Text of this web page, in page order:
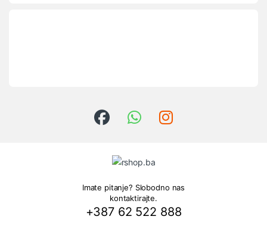
Imate pitanje? Slobodno nas
kontaktirajte.
+387 62 522 888